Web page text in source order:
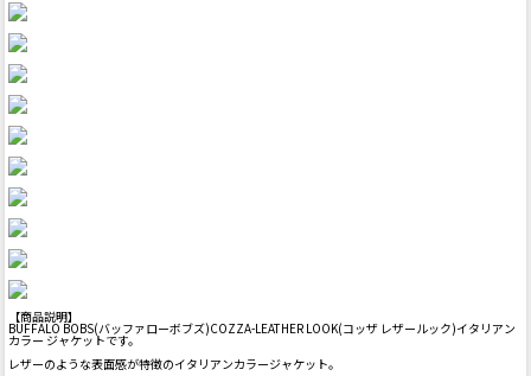
【商品説明】
BUFFALO BOBS(バッファローボブズ)COZZA-LEATHER LOOK(コッザ レザールック)イタリアン
カラー ジャケットです。
レザーのような表面感が特徴のイタリアンカラージャケット。